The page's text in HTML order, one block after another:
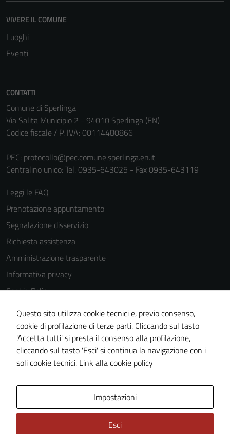
VIVERE IL COMUNE
Luoghi
Eventi
CONTATTI
Comune di Sperlinga
Via Salita Municipio 2 - 94010 Sperlinga (EN)
Codice fiscale / P. IVA: 00114480866
PEC: protocollo@pec.comune.sperlinga.en.it
Centralino unico: Tel. 0935-643025 - Fax 0935-643119
Leggi le FAQ
Prenotazione appuntamento
Segnalazione disservizio
Richiesta assistenza
Amministrazione trasparente
Informativa privacy
Cookie Policy
Note legali
Dichiarazione di accessibilità
Obiettivi di accessibilità
Piano di miglioramento del sito
Questo sito utilizza cookie tecnici e, previo consenso,
cookie di profilazione di terze parti. Cliccando sul tasto
'Accetta tutti' si presta il consenso alla profilazione,
cliccando sul tasto 'Esci' si continua la navigazione con i
soli cookie tecnici. Link alla cookie policy
Impostazioni
Esci
possono
essere
disabilitati.
Questi cookie
non raccolgono
personali.